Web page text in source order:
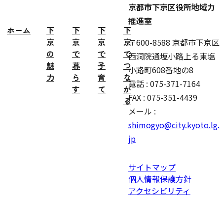
ホーム
下
京
の
魅
力
下
京
で
暮
ら
す
下
京
で
子
育
て
下
京
で
つ
な
が
る
京都市下京区役所地域力
推進室
〒600-8588 京都市下京区
西洞院通塩小路上る東塩
小路町608番地の8
電話 : 075-371-7164
FAX : 075-351-4439
メール :
shimogyo@city.kyoto.lg.
jp
サイトマップ
個人情報保護方針
アクセシビリティ